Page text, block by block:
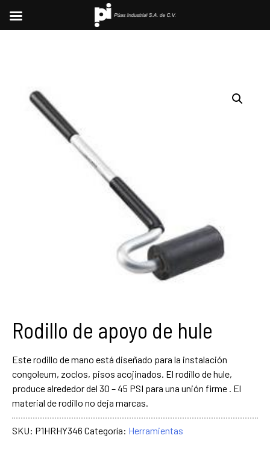
Rodillo de apoyo de hule
Este rodillo de mano está diseñado para la instalación
congoleum, zoclos, pisos acojinados. El rodillo de hule,
produce alrededor del 30 – 45 PSI para una unión firme . El
material de rodillo no deja marcas.
SKU: P1HRHY346 Categoría: Herramientas